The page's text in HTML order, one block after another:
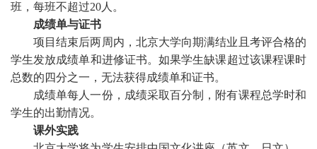
班，每班不超过20人。
成绩单与证书
项目结束后两周内，北京大学向期满结业且考评合格的
学生发放成绩单和进修证书。如果学生缺课超过该课程课时
总数的四分之一，无法获得成绩单和证书。
成绩单每人一份，成绩采取百分制，附有课程总学时和
学生的出勤情况。
课外实践